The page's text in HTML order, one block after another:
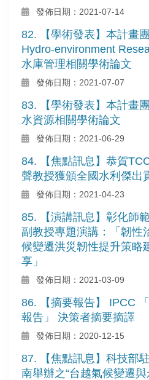
發佈日期：2021-07-14
82. 【學術發表】本計畫
Hydro-environment
水庫管理相關學術論文
發佈日期：2021-07-07
83. 【學術發表】本計畫
水資源相關學術論文
發佈日期：2021-06-29
84. 【焦點訊息】恭賀
聲教授獲頒全國水利傑出
發佈日期：2021-04-23
85. 【演講訊息】彰化師
副教授專題演講：「韌性
候變遷洪災韌性提升策略
享」
發佈日期：2021-03-09
86. 【摘要報告】 IPCC
報告」 決策者摘要摘譯
發佈日期：2020-12-15
87. 【焦點訊息】科技部
南舉辦之“台越氣候變遷